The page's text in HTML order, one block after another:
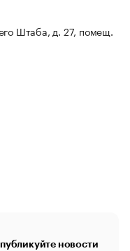
Штаба, д. 27, помещ.
новости